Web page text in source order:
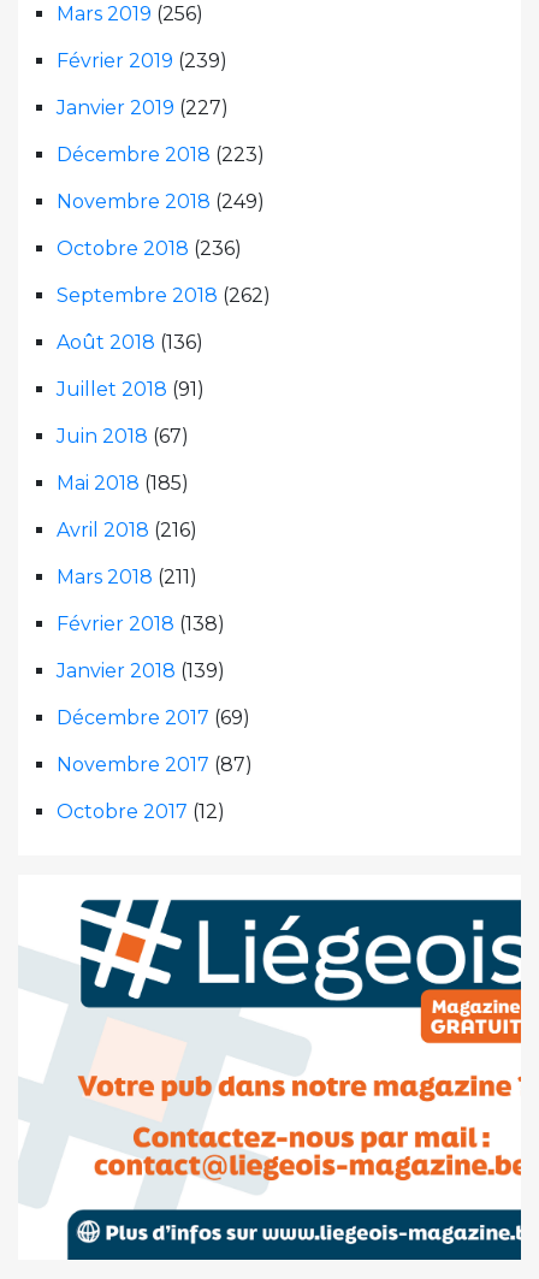
Mars 2019 (256)
Février 2019 (239)
Janvier 2019 (227)
Décembre 2018 (223)
Novembre 2018 (249)
Octobre 2018 (236)
Septembre 2018 (262)
Août 2018 (136)
Juillet 2018 (91)
Juin 2018 (67)
Mai 2018 (185)
Avril 2018 (216)
Mars 2018 (211)
Février 2018 (138)
Janvier 2018 (139)
Décembre 2017 (69)
Novembre 2017 (87)
Octobre 2017 (12)